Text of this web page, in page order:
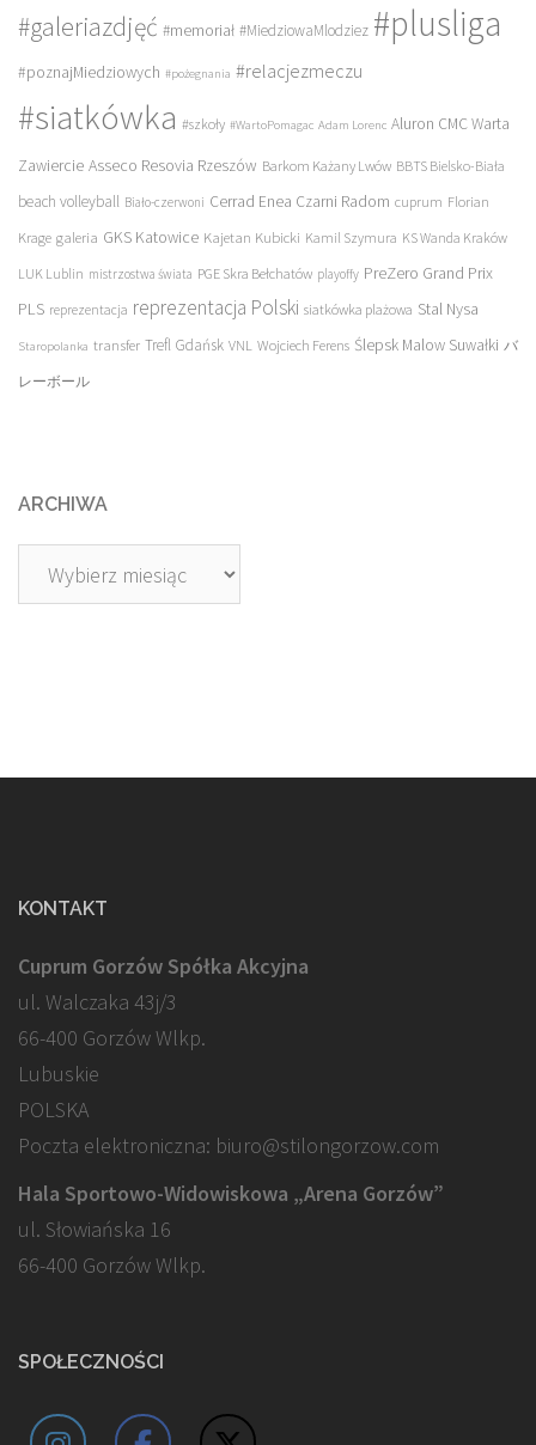
#galeriazdjęć #memoriał #MiedziowaMlodziez #plusliga
#poznajMiedziowych #pożegnania #relacjezmeczu
#siatkówka #szkoły #WartoPomagac Adam Lorenc Aluron CMC Warta
Zawiercie Asseco Resovia Rzeszów Barkom Każany Lwów BBTS Bielsko-Biała
beach volleyball Biało-czerwoni Cerrad Enea Czarni Radom cuprum Florian
Krage galeria GKS Katowice Kajetan Kubicki Kamil Szymura KS Wanda Kraków
LUK Lublin mistrzostwa świata PGE Skra Bełchatów playoffy PreZero Grand Prix
PLS reprezentacja reprezentacja Polski siatkówka plażowa Stal Nysa
Staropolanka transfer Trefl Gdańsk VNL Wojciech Ferens Ślepsk Malow Suwałki バ
レーボール
ARCHIWA
Archiwa
KONTAKT
Cuprum Gorzów Spółka Akcyjna
ul. Walczaka 43j/3
66-400 Gorzów Wlkp.
Lubuskie
POLSKA
Poczta elektroniczna: biuro@stilongorzow.com
Hala Sportowo-Widowiskowa „Arena Gorzów”
ul. Słowiańska 16
66-400 Gorzów Wlkp.
SPOŁECZNOŚCI